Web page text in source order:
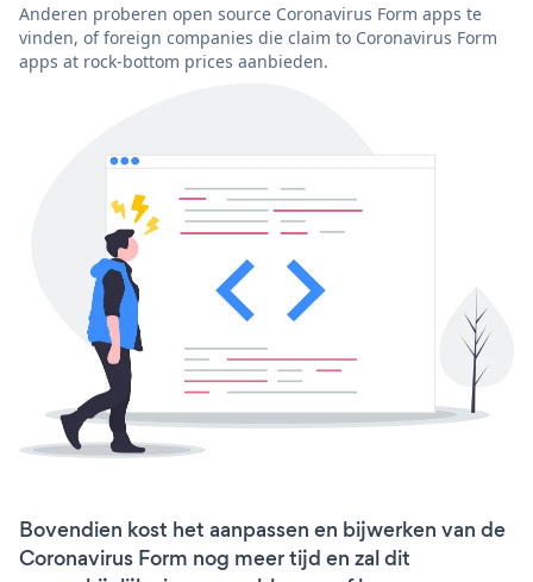
Anderen proberen open source Coronavirus Form apps te
vinden, of foreign companies die claim to Coronavirus Form
apps at rock-bottom prices aanbieden.
Bovendien kost het aanpassen en bijwerken van de
Coronavirus Form nog meer tijd en zal dit